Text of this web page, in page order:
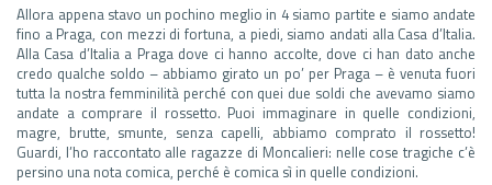
Allora appena stavo un pochino meglio in 4 siamo partite e siamo andate
fino a Praga, con mezzi di fortuna, a piedi, siamo andati alla Casa d’Italia.
Alla Casa d’Italia a Praga dove ci hanno accolte, dove ci han dato anche
credo qualche soldo – abbiamo girato un po’ per Praga – è venuta fuori
tutta la nostra femminilità perché con quei due soldi che avevamo siamo
andate a comprare il rossetto. Puoi immaginare in quelle condizioni,
magre, brutte, smunte, senza capelli, abbiamo comprato il rossetto!
Guardi, l’ho raccontato alle ragazze di Moncalieri: nelle cose tragiche c’è
persino una nota comica, perché è comica sì in quelle condizioni.